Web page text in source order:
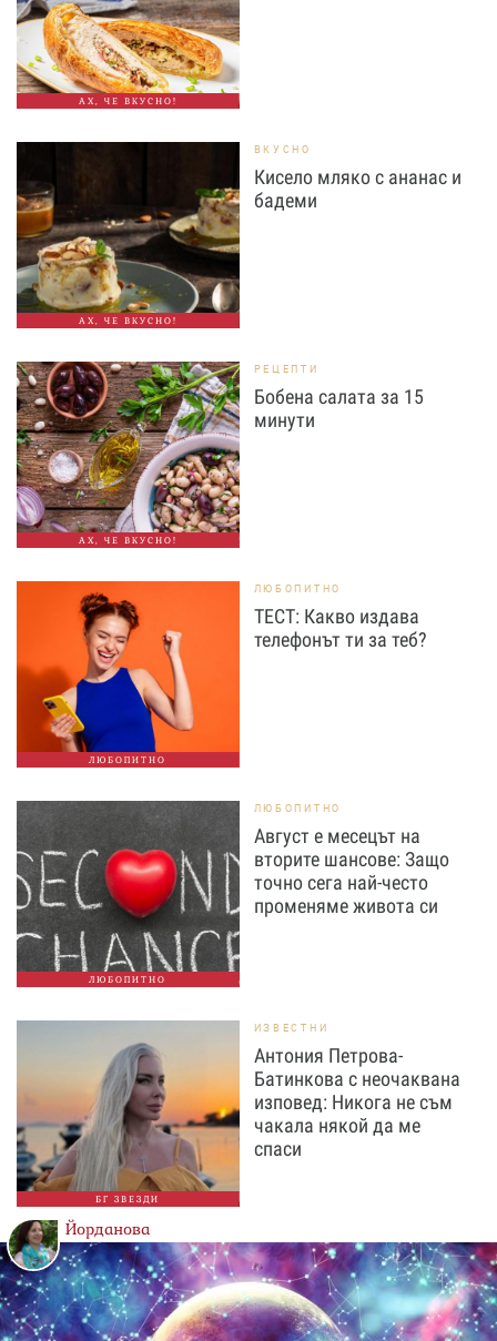
АХ, ЧЕ ВКУСНО!
АХ, ЧЕ ВКУСНО!
ВКУСНО
Кисело мляко с ананас и
бадеми
АХ, ЧЕ ВКУСНО!
РЕЦЕПТИ
Бобена салата за 15
минути
ЛЮБОПИТНО
ЛЮБОПИТНО
ТЕСТ: Какво издава
телефонът ти за теб?
ЛЮБОПИТНО
ЛЮБОПИТНО
Август е месецът на
вторите шансове: Защо
точно сега най-често
променяме живота си
БГ ЗВЕЗДИ
ИЗВЕСТНИ
Антония Петрова-
Батинкова с неочаквана
изповед: Никога не съм
чакала някой да ме
спаси
Йорданова